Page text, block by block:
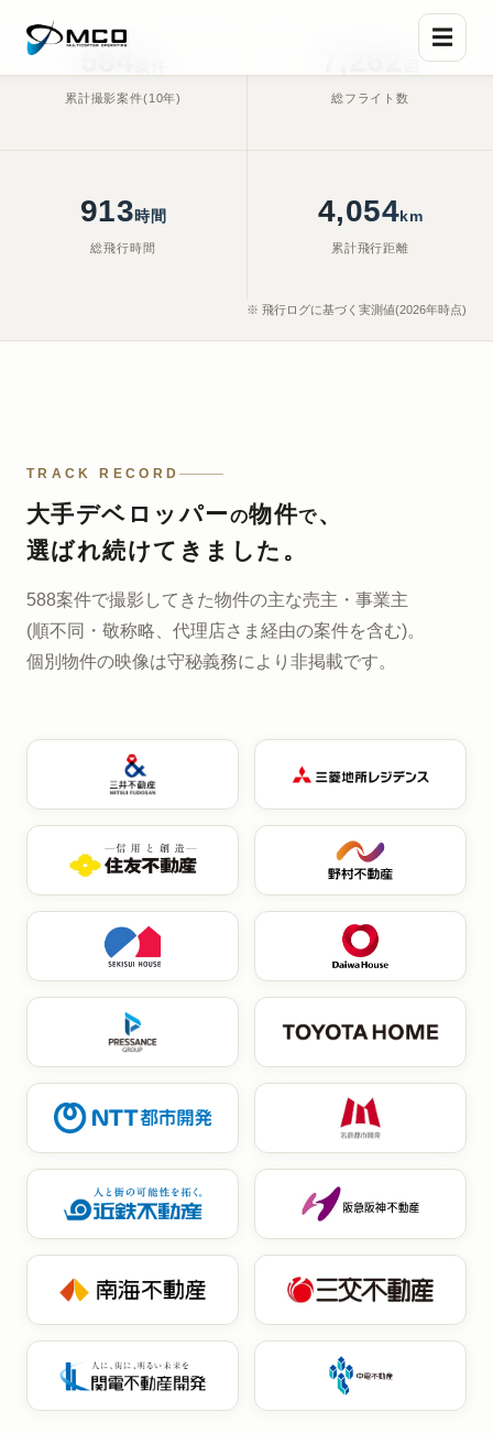
☰
Shot on Hasselblad — Nagoya , Feb. 19, 2026, 5:22 p.m.
累計撮影案件(10年) 総フライト数
966時間
総飛行時間
4,598km
累計飛行距離
※ 飛行ログに基づく実測値(2026年時点)
TRACK RECORD
大手デベロッパーの物件で、
選ばれ続けてきました。
588案件で撮影してきた物件の主な売主・事業主
(順不同・敬称略、代理店さま経由の案件を含む)。
個別物件の映像は守秘義務により非掲載です。